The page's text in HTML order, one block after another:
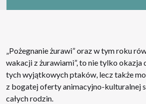
„Pożegnanie żurawi” oraz w tym roku
wakacji z żurawiami”, to nie tylko
tych wyjątkowych ptaków, lecz także
z bogatej oferty animacyjno-kulturalnej
całych rodzin.